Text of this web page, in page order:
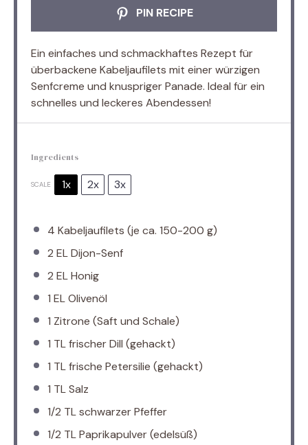
PIN RECIPE
Ein einfaches und schmackhaftes Rezept für
überbackene Kabeljaufilets mit einer würzigen
Senfcreme und knuspriger Panade. Ideal für ein
schnelles und leckeres Abendessen!
Ingredients
SCALE 1x 2x 3x
4 Kabeljaufilets (je ca. 150-200 g)
2 EL Dijon-Senf
2 EL Honig
1 EL Olivenöl
1 Zitrone (Saft und Schale)
1 TL frischer Dill (gehackt)
1 TL frische Petersilie (gehackt)
1 TL Salz
1/2 TL schwarzer Pfeffer
1/2 TL Paprikapulver (edelsüß)